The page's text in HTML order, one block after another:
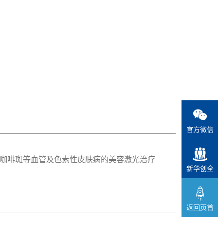
官方微信
新华创全
返回页首
啡斑等血管及色素性皮肤病的美容激光治疗